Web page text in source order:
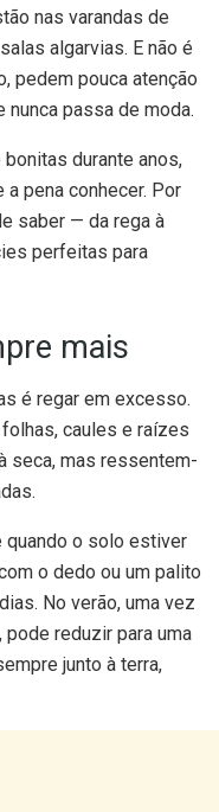
nas varandas de
algarvias. E não é
pedem pouca atenção
passa de moda.
durante anos,
pena conhecer. Por
saber — da rega à
perfeitas para
mais
é regar em excesso.
caules e raízes
seca, mas ressentem-
quando o solo estiver
o dedo ou um palito
No verão, uma vez
reduzir para uma
junto à terra,